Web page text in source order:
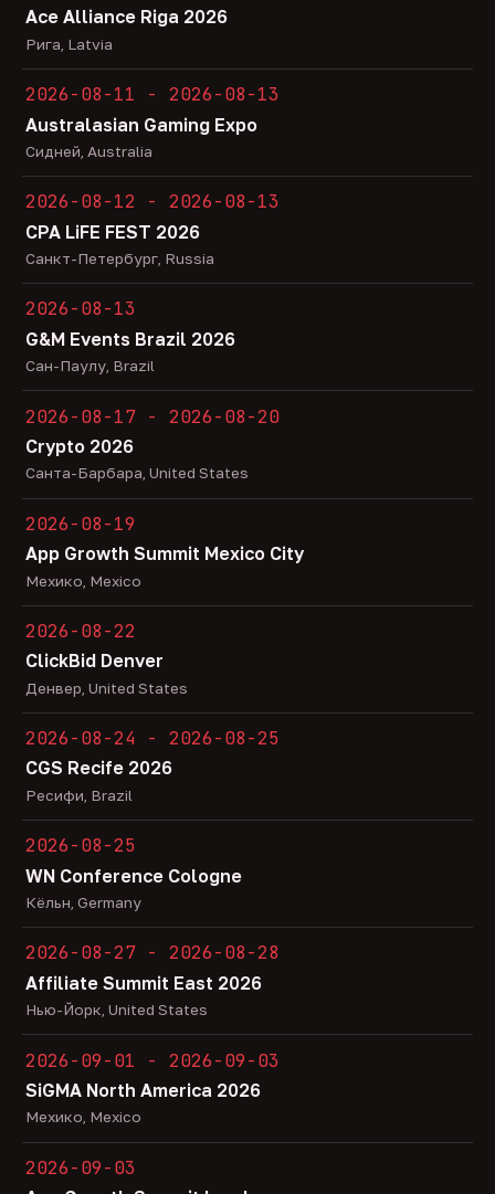
Ace Alliance Riga 2026
Рига, Latvia
2026-08-11 - 2026-08-13
Australasian Gaming Expo
Сидней, Australia
2026-08-12 - 2026-08-13
CPA LiFE FEST 2026
Санкт-Петербург, Russia
2026-08-13
G&M Events Brazil 2026
Сан-Паулу, Brazil
2026-08-17 - 2026-08-20
Crypto 2026
Санта-Барбара, United States
2026-08-19
App Growth Summit Mexico City
Мехико, Mexico
2026-08-22
ClickBid Denver
Денвер, United States
2026-08-24 - 2026-08-25
CGS Recife 2026
Ресифи, Brazil
2026-08-25
WN Conference Cologne
Кёльн, Germany
2026-08-27 - 2026-08-28
Affiliate Summit East 2026
Нью-Йорк, United States
2026-09-01 - 2026-09-03
SiGMA North America 2026
Мехико, Mexico
2026-09-03